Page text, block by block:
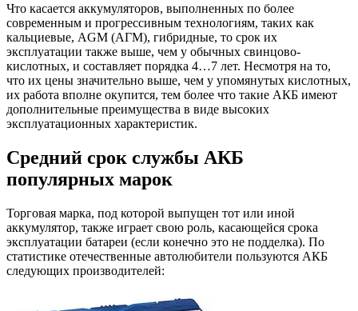
Что касается аккумуляторов, выполненных по более
современным и прогрессивным технологиям, таких как
кальциевые, AGM (АГМ), гибридные, то срок их
эксплуатации также выше, чем у обычных свинцово-
кислотных, и составляет порядка 4…7 лет. Несмотря на то,
что их цены значительно выше, чем у упомянутых кислотных,
их работа вполне окупится, тем более что такие АКБ имеют
дополнительные преимущества в виде высоких
эксплуатационных характеристик.
Средний срок службы АКБ
популярных марок
Торговая марка, под которой выпущен тот или иной
аккумулятор, также играет свою роль, касающейся срока
эксплуатации батареи (если конечно это не подделка). По
статистике отечественные автолюбители пользуются АКБ
следующих производителей: